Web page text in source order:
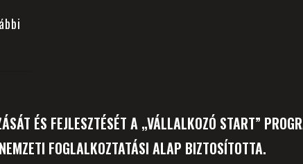
ÉS FEJLESZTÉSÉT A „VÁLLALKOZÓ START”
FOGLALKOZTATÁSI ALAP BIZTOSÍTOTTA.